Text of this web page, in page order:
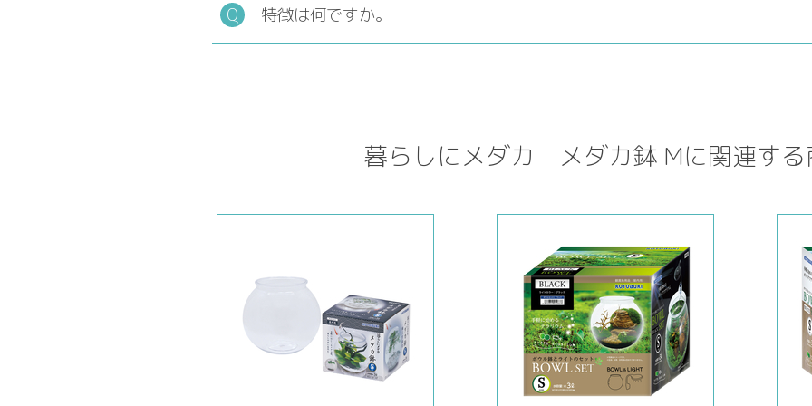
特徴は何ですか。
暮らしにメダカ メダカ鉢 Mに関連する